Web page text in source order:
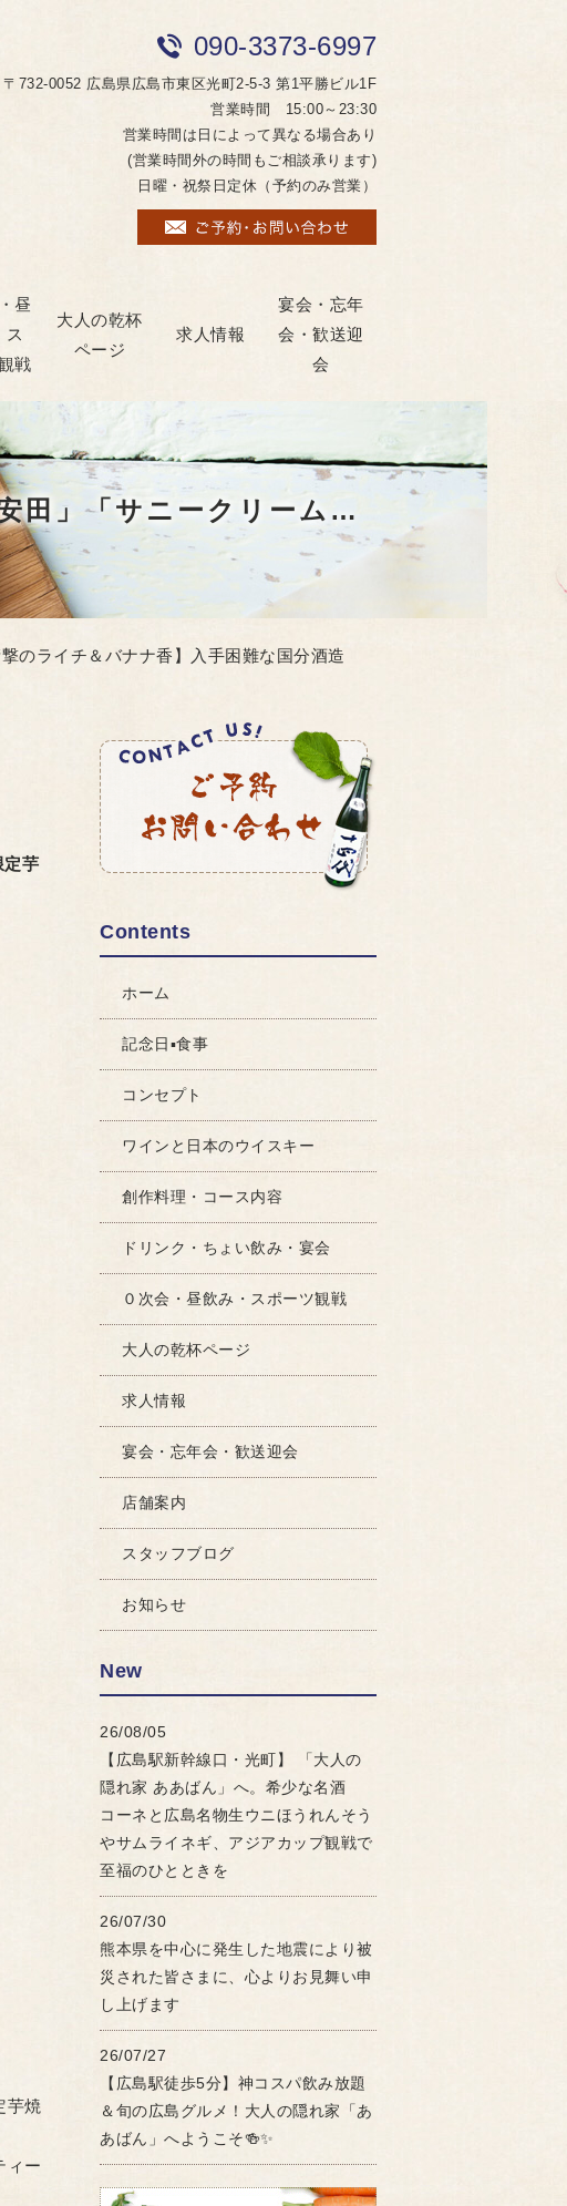
090-3373-6997
〒732-0052 広島県広島市東区光町2-5-3 第1平勝ビル1F
営業時間 15:00～23:30
営業時間は日によって異なる場合あり
(営業時間外の時間もご相談承ります)
日曜・祝祭日定休（予約のみ営業）
昼
ス
戦
大人の乾杯
ページ
求人情報
宴会・忘年
会・歓送迎
会
💥【衝撃のライチ＆バナナ香】入手困難な国分酒造「安田」「サニークリーム」入荷！夏の限定芋焼酎×広島グルメの極上ペアリング✨
のライチ＆バナナ香】入手困難な国分酒造
定芋
芋焼
ィー
Contents
ホーム
記念日▪食事
コンセプト
ワインと日本のウイスキー
創作料理・コース内容
ドリンク・ちょい飲み・宴会
０次会・昼飲み・スポーツ観戦
大人の乾杯ページ
求人情報
宴会・忘年会・歓送迎会
店舗案内
スタッフブログ
お知らせ
New
26/08/05
【広島駅新幹線口・光町】 「大人の
隠れ家 ああばん」へ。希少な名酒
コーネと広島名物生ウニほうれんそう
やサムライネギ、アジアカップ観戦で
至福のひとときを
26/07/30
熊本県を中心に発生した地震により被
災された皆さまに、心よりお見舞い申
し上げます
26/07/27
【広島駅徒歩5分】神コスパ飲み放題
＆旬の広島グルメ！大人の隠れ家「あ
あばん」へようこそ🍻✨